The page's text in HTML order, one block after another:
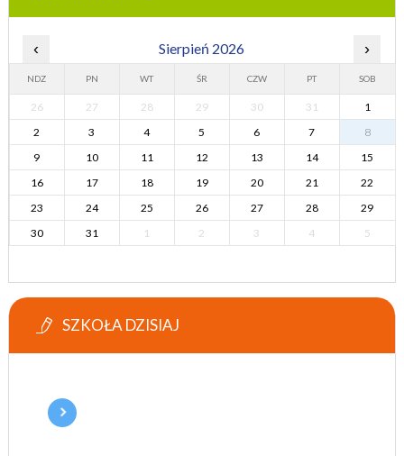
‹ Sierpień 2026 ›
NDZ PN WT ŚR CZW PT SOB
26 27 28 29 30 31
1
2
3 4 5 6 7
8
9
10 11 12 13 14
15
16
17 18 19 20 21
22
23
24 25 26 27 28
29
30
31 1 2 3 4 5
SZKOŁA DZISIAJ